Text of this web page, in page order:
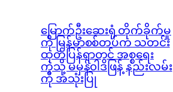
မြောက်ဦးဆေးရုံ တိုက်ခိုက်မှု
ကို မြန်မာစစ်တပ်က သတင်း
ထုတ်ပြန်ရာတွင် အစ္စရေး
ကဲ့သို့ မမှန်၀ါဒဖြန့် နည်းလမ်း
ကို အသုံးပြု